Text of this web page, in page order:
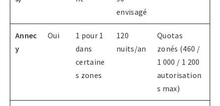
envisagé
Annec
y
Oui
1 pour 1
dans
certaine
s zones
120
nuits/an
Quotas
zonés (460 /
1 000 / 1 200
autorisation
s max)